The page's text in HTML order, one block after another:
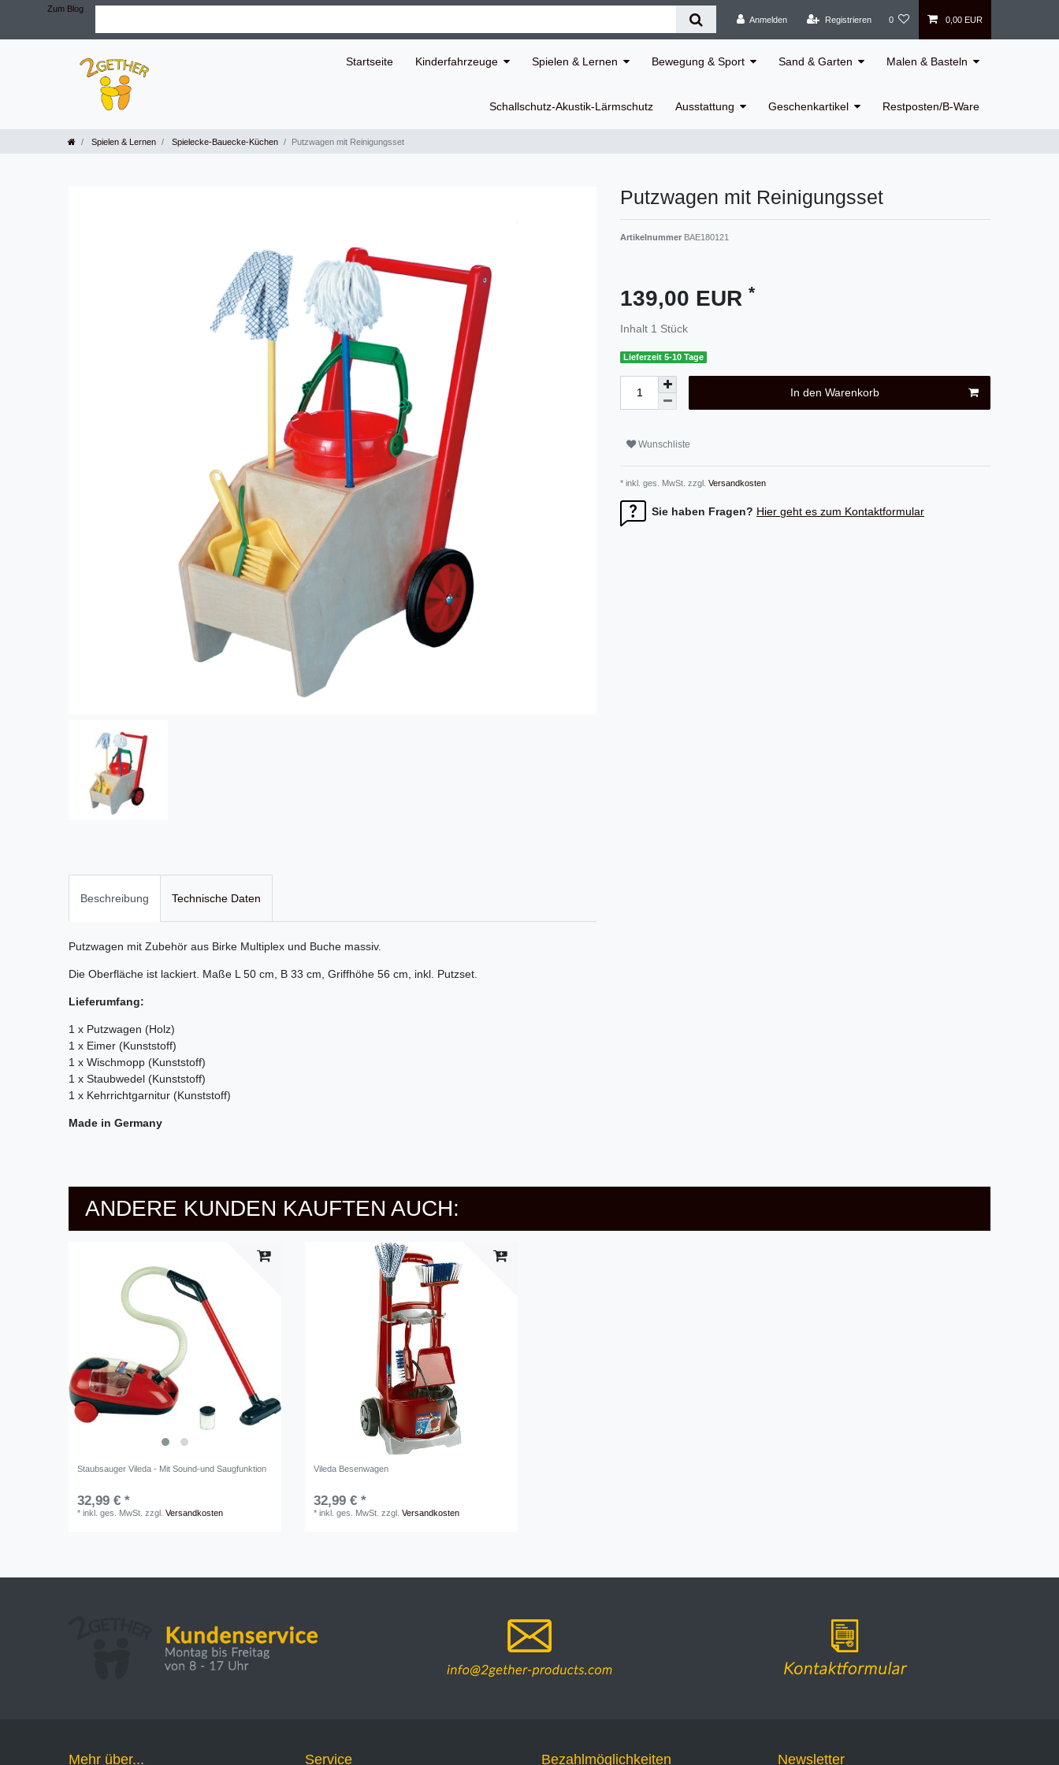
Zum Blog
Anmelden
Registrieren 0 0,00 EUR
Startseite Kinderfahrzeuge Spielen & Lernen Bewegung & Sport Sand & Garten Malen & Basteln
Schallschutz-Akustik-Lärmschutz Ausstattung Geschenkartikel Restposten/B-Ware
Spielen & Lernen Spielecke-Bauecke-Küchen Putzwagen mit Reinigungsset
Putzwagen mit Reinigungsset
Artikelnummer BAE180121
139,00 EUR *
Inhalt 1 Stück
Lieferzeit 5-10 Tage
In den Warenkorb
Wunschliste
* inkl. ges. MwSt. zzgl. Versandkosten
Sie haben Fragen? Hier geht es zum Kontaktformular
Beschreibung Technische Daten
Putzwagen mit Zubehör aus Birke Multiplex und Buche massiv.
Die Oberfläche ist lackiert. Maße L 50 cm, B 33 cm, Griffhöhe 56 cm, inkl. Putzset.
Lieferumfang:
1 x Putzwagen (Holz)
1 x Eimer (Kunststoff)
1 x Wischmopp (Kunststoff)
1 x Staubwedel (Kunststoff)
1 x Kehrrichtgarnitur (Kunststoff)
Made in Germany
ANDERE KUNDEN KAUFTEN AUCH:
Staubsauger Vileda - Mit Sound-und Saugfunktion
32,99 € *
*inkl. ges. MwSt. zzgl.Versandkosten
Vileda Besenwagen
32,99 € *
*inkl. ges. MwSt. zzgl.Versandkosten
Mehr über... Service Bezahlmöglichkeiten Newsletter